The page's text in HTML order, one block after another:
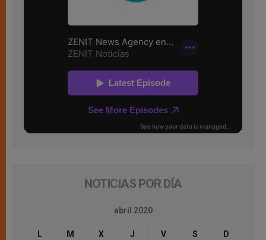
NOTICIAS POR DÍA
abril 2020
L M X J V S D